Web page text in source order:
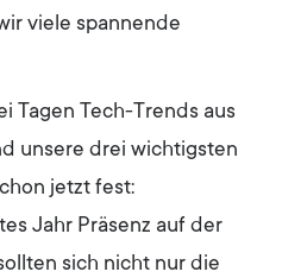
viele spannende
Tagen Tech-Trends aus
unsere drei wichtigsten
jetzt fest:
Jahr Präsenz auf der
sich nicht nur die